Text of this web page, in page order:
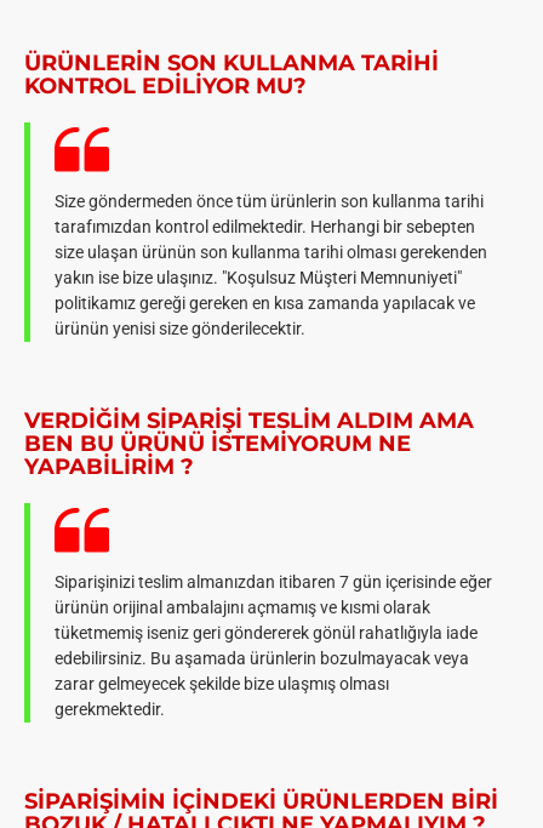
ÜRÜNLERIN SON KULLANMA TARIHI
KONTROL EDILIYOR MU?
Size göndermeden önce tüm ürünlerin son kullanma tarihi
tarafımızdan kontrol edilmektedir. Herhangi bir sebepten
size ulaşan ürünün son kullanma tarihi olması gerekenden
yakın ise bize ulaşınız. "Koşulsuz Müşteri Memnuniyeti"
politikamız gereği gereken en kısa zamanda yapılacak ve
ürünün yenisi size gönderilecektir.
VERDIĞIM SIPARIŞI TESLIM ALDIM AMA
BEN BU ÜRÜNÜ ISTEMIYORUM NE
YAPABILIRIM ?
Siparişinizi teslim almanızdan itibaren 7 gün içerisinde eğer
ürünün orijinal ambalajını açmamış ve kısmi olarak
tüketmemiş iseniz geri göndererek gönül rahatlığıyla iade
edebilirsiniz. Bu aşamada ürünlerin bozulmayacak veya
zarar gelmeyecek şekilde bize ulaşmış olması
gerekmektedir.
SIPARIŞIMIN IÇINDEKI ÜRÜNLERDEN BIRI